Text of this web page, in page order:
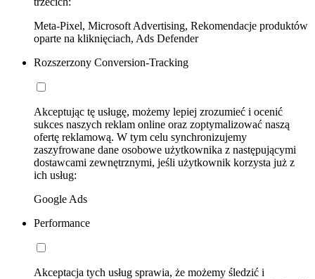
Meta-Pixel, Microsoft Advertising, Rekomendacje produktów
oparte na kliknięciach, Ads Defender
Rozszerzony Conversion-Tracking
Akceptując tę usługę, możemy lepiej zrozumieć i ocenić
sukces naszych reklam online oraz zoptymalizować naszą
ofertę reklamową. W tym celu synchronizujemy
zaszyfrowane dane osobowe użytkownika z następującymi
dostawcami zewnętrznymi, jeśli użytkownik korzysta już z
ich usług:
Google Ads
Performance
Akceptacja tych usług sprawia, że możemy śledzić i